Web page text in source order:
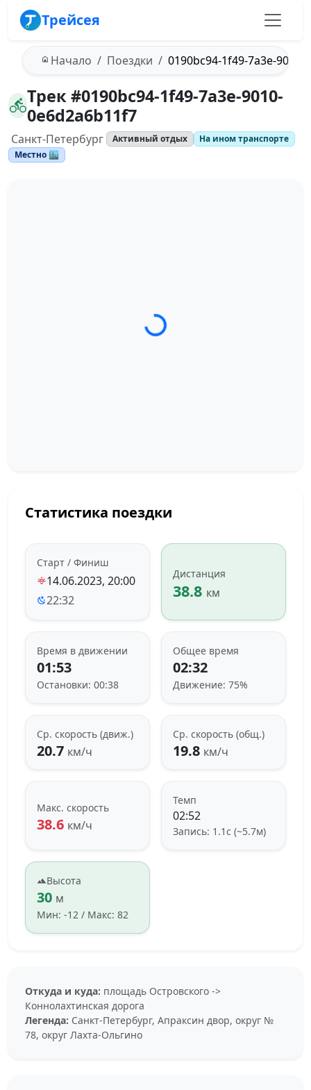
Трейсея
Начало Поездки 0190bc94-1f49-7a3e-9010-
Трек #0190bc94-1f49-7a3e-9010-
0e6d2a6b11f7
Санкт-Петербург Активный отдых
На ином транспорте
Местно 🏙️
Загрузка трека...
Статистика поездки
Старт / Финиш
14.06.2023, 20:00
22:32
Дистанция
38.8 км
Время в движении
01:53
Остановки: 00:38
Общее время
02:32
Движение: 75%
Ср. скорость (движ.)
20.7 км/ч
Ср. скорость (общ.)
19.8 км/ч
Макс. скорость
38.6 км/ч
Темп
02:52
Запись: 1.1с (~5.7м)
Высота
30 м
Мин: -12 / Макс: 82
Откуда и куда: площадь Островского ->
Коннолахтинская дорога
Легенда: Санкт-Петербург, Апраксин двор, округ №
78, округ Лахта-Ольгино